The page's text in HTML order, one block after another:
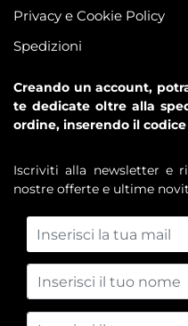
Privacy e Cookie Policy
Spedizioni
Creando un account,
te dedicate oltre alla
ordine, inserendo il
Iscriviti alla newsletter e
nostre offerte e ultime